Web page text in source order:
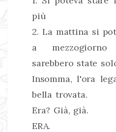
più
2. La mattina si
a
sarebbero state
Insomma, l'ora
bella trovata.
Era? Già, già.
ERA.